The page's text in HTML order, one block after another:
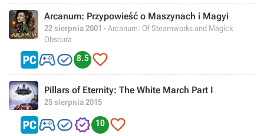
Arcanum: Przypowieść o Maszynach i Magyi
22 sierpnia 2001 - Arcanum: Of Steamworks and Magick
Obscura
 8.5 
Pillars of Eternity: The White March Part I
25 sierpnia 2015
 10 